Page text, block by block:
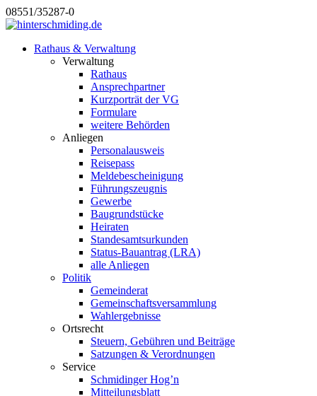
08551/35287-0
Rathaus & Verwaltung
Verwaltung
Rathaus
Ansprechpartner
Kurzporträt der VG
Formulare
weitere Behörden
Anliegen
Personalausweis
Reisepass
Meldebescheinigung
Führungszeugnis
Gewerbe
Baugrundstücke
Heiraten
Standesamtsurkunden
Status-Bauantrag (LRA)
alle Anliegen
Politik
Gemeinderat
Gemeinschaftsversammlung
Wahlergebnisse
Ortsrecht
Steuern, Gebühren und Beiträge
Satzungen & Verordnungen
Service
Schmidinger Hog’n
Mitteilungsblatt